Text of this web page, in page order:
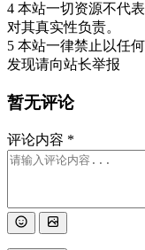
4 本站一切资源不代
对其真实性负责。
5 本站一律禁止以任
发现请向站长举报
暂无评论
评论内容 *